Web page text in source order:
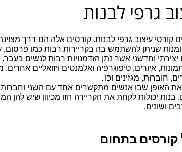
גרפי לבנות
שניתן להשתמש בה בקריירות רבות כמו פרסום,
חוברות, מגזינים וכו'.
ושונים.
קורסים בתחום